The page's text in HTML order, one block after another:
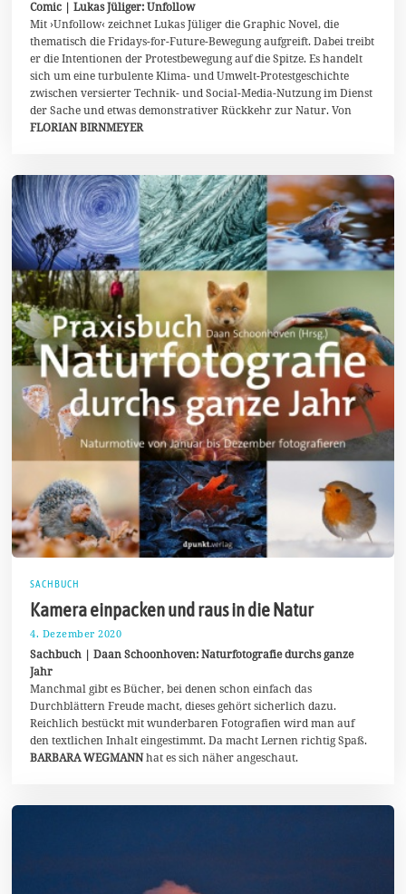
.
J
a
n
a
r
2
0
2
Comic | Lukas Jüliger: Unfollow
Mit ›Unfollow‹ zeichnet Lukas Jüliger die Graphic Novel, die
thematisch die Fridays-for-Future-Bewegung aufgreift. Dabei treibt
er die Intentionen der Protestbewegung auf die Spitze. Es handelt
sich um eine turbulente Klima- und Umwelt-Protestgeschichte
zwischen versierter Technik- und Social-Media-Nutzung im Dienst
der Sache und etwas demonstrativer Rückkehr zur Natur. Von
FLORIAN BIRNMEYER
SACHBUCH
Kamera einpacken und raus in die Natur
4. Dezember 2020
D
z
e
b
e
r
Sachbuch | Daan Schoonhoven: Naturfotografie durchs ganze
Jahr
Manchmal gibt es Bücher, bei denen schon einfach das
Durchblättern Freude macht, dieses gehört sicherlich dazu.
Reichlich bestückt mit wunderbaren Fotografien wird man auf
den textlichen Inhalt eingestimmt. Da macht Lernen richtig Spaß.
BARBARA WEGMANNhat es sich näher angeschaut.